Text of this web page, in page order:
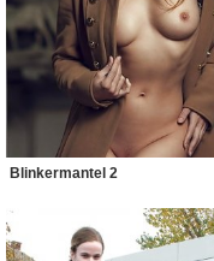
Blinkermantel 2